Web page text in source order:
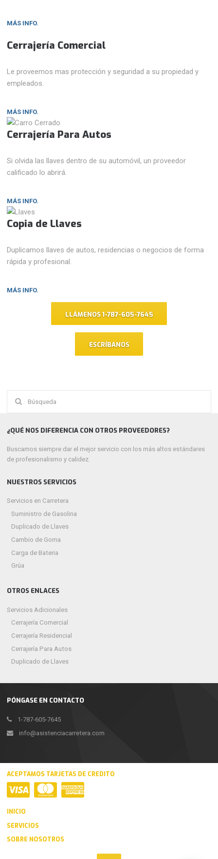
MÁS INFO.
Cerrajería Comercial
Le proveemos mas protección y seguridad a su propiedad y
empleados.
MÁS INFO.
Cerrajería Para Autos
Si olvida las llaves dentro de su automóvil, un proveedor
calificado lo abrirá.
MÁS INFO.
Copia de Llaves
Duplicamos llaves de autos, residencias o negocios de forma
rápida y profesional.
MÁS INFO.
LLÁMENOS 1-787-605-7645
ESCRÍBANOS
PÓNGASE EN CONTACTO
1-787-605-7645
info@asistenciacarretera.com
¿QUÉ NOS DIFERENCIA CON OTROS PROVEEDORES?
Buscamos siempre dar el mejor servicio con los más altos estándares
de profesionalismo y calidez.
NUESTROS SERVICIOS
Servicios en Carretera
Suministro de Gasolina
Duplicado de Llaves
Cambio de Goma
Carga de Bateria
Grúa
OTROS ENLACES
Servicios Adicionales
Cerrajería Comercial
Cerrajería Residencial
Cerrajería Para Autos
Duplicado de Llaves
ACEPTAMOS TARJETAS DE CREDITO
INICIO
SERVICIOS
SOBRE NOSOTROS